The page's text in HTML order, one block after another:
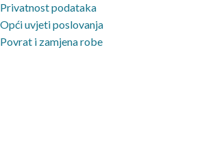
Privatnost podataka
Opći uvjeti poslovanja
Povrat i zamjena robe